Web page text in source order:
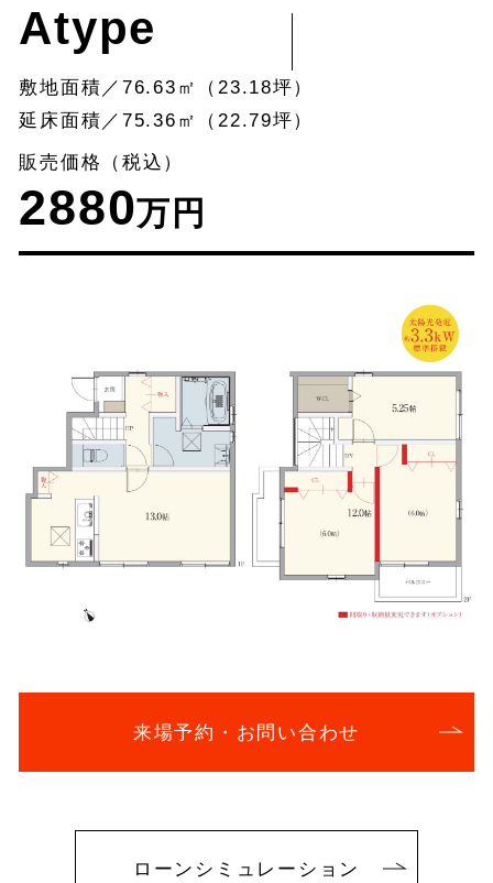
Atype
敷地面積／76.63㎡（23.18坪）
延床面積／75.36㎡（22.79坪）
販売価格（税込）
2880万円
来場予約・お問い合わせ
ローンシミュレーション